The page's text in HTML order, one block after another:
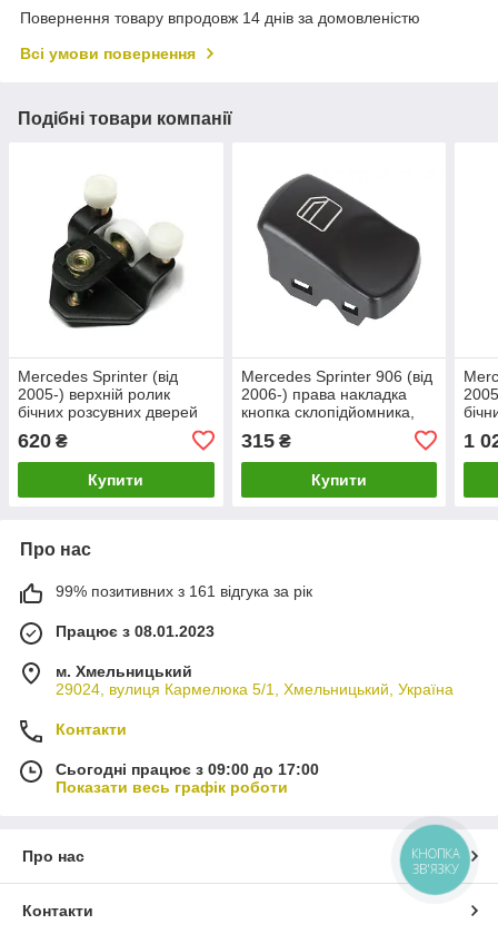
Повернення товару впродовж 14 днів за домовленістю
Всі умови повернення
Подібні товари компанії
Mercedes Sprinter (від
2005-) верхній ролик
бічних розсувних дверей
Спрінтер
620 ₴
Купити
Mercedes Sprinter 906 (від
2006-) права накладка
кнопка склопідйомника,
315₴
Купити
1
Про нас
99% позитивних з 161 відгука за рік
Працює з 08.01.2023
м. Хмельницький
29024, вулиця Кармелюка 5/1, Хмельницький, Україна
Контакти
Сьогодні працює з 09:00 до 17:00
Показати весь графік роботи
Про нас
Контакти
КНОПКА
ЗВ'ЯЗКУ